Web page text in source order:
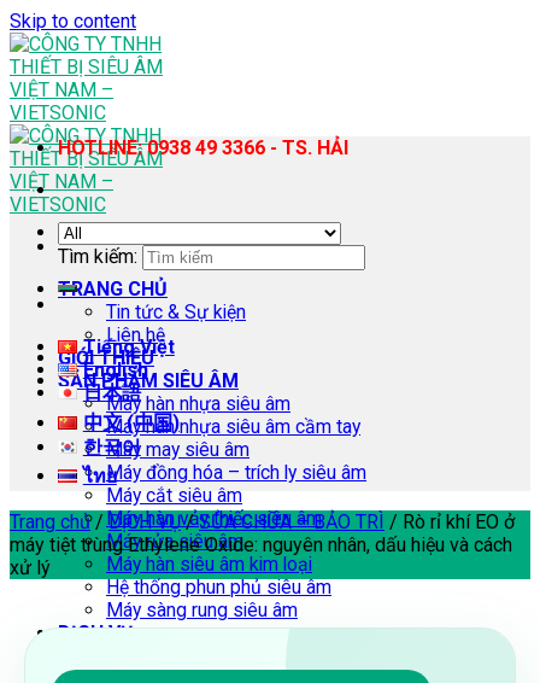
Skip to content
TRANG CHỦ
Tin tức & Sự kiện
Liên hệ
GIỚI THIỆU
SẢN PHẨM SIÊU ÂM
Máy hàn nhựa siêu âm
Máy hàn nhựa siêu âm cầm tay
Máy may siêu âm
Máy đồng hóa – trích ly siêu âm
Máy cắt siêu âm
Máy hàn vảy thiếc siêu âm
Máy rửa siêu âm
Máy hàn siêu âm kim loại
Hệ thống phun phủ siêu âm
Máy sàng rung siêu âm
DỊCH VỤ
HOTLINE: 0938 49 3366 - TS. HẢI
Tìm kiếm:
Tiếng Việt
English
日本語
中文 (中国)
한국어
ไทย
Trang chủ / DỊCH VỤ / SỬA CHỮA – BẢO TRÌ / Rò rỉ khí EO ở
máy tiệt trùng Ethylene Oxide: nguyên nhân, dấu hiệu và cách
xử lý